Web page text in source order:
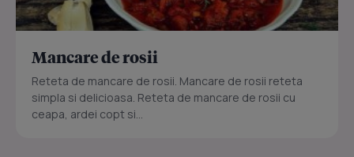
Mancare de rosii
Reteta de mancare de rosii. Mancare de rosii reteta
simpla si delicioasa. Reteta de mancare de rosii cu
ceapa, ardei copt si...